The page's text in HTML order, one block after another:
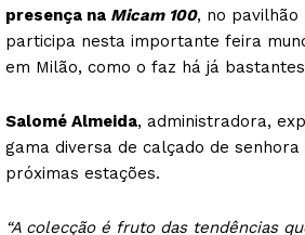
presença na Micam 100, no pavilhão
participa nesta importante feira
em Milão, como o faz há já
Salomé Almeida, administradora,
gama diversa de calçado de
próximas estações.
“A colecção é fruto das tendências